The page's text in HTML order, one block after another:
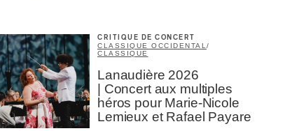
CRITIQUE DE CONCERT
CLASSIQUE OCCIDENTAL /
CLASSIQUE
Lanaudière 2026
| Concert aux multiples
héros pour Marie-Nicole
Lemieux et Rafael Payare